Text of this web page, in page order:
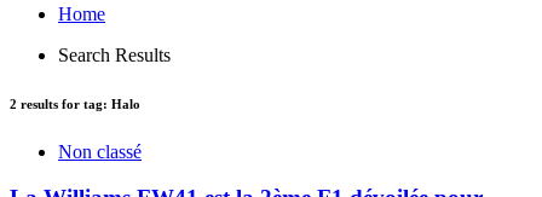
Home
Search Results
2 results for tag: Halo
Non classé